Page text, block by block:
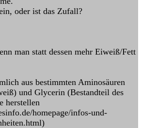
oder ist das Zufall?
man statt dessen mehr Eiweiß/Fett
aus bestimmten Aminosäuren
und Glycerin (Bestandteil des
herstellen
homepage/infos-und-